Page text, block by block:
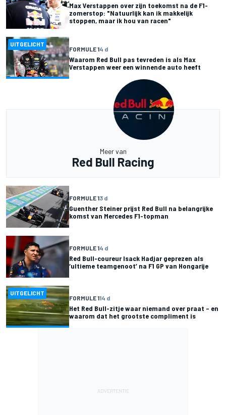
Max Verstappen over zijn toekomst na de F1-
zomerstop: "Natuurlijk kan ik makkelijk
stoppen, maar ik hou van racen"
UITGELICHT
FORMULE 14 d
Waarom Red Bull pas tevreden is als Max
Verstappen weer een winnende auto heeft
Meer van
Red Bull Racing
FORMULE 13 d
Guenther Steiner prijst Red Bull na belangrijke
komst van Mercedes F1-topman
FORMULE 14 d
Red Bull-coureur Isack Hadjar geprezen als
‘ultieme teamgenoot’ na F1 GP van Hongarije
UITGELICHT
FORMULE 114 d
Het Red Bull-zitje waar niemand over praat – en
waarom dat het grootste compliment is